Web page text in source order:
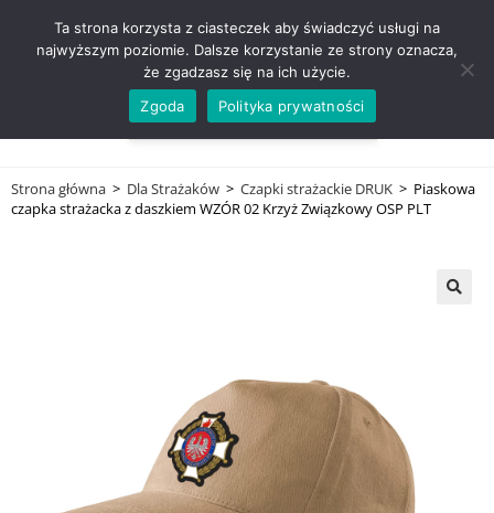
ZADZWOŃ TEL. 600 352 938
Strona główna > Dla Strażaków > Czapki strażackie DRUK > Piaskowa
czapka strażacka z daszkiem WZÓR 02 Krzyż Związkowy OSP PLT
Ta strona korzysta z ciasteczek aby świadczyć usługi na
najwyższym poziomie. Dalsze korzystanie ze strony oznacza,
że zgadzasz się na ich użycie.
Zgoda
Polityka prywatności